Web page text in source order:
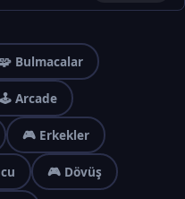
🧩 Bulmacalar
🕹️ Arcade
🎮 Erkekler
🎮 Dövüş